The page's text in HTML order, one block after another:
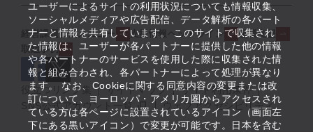
ユーザーによるサイトの利用状況についても情報収集、
ソーシャルメディアや広告配信、データ解析の各パート
ナーと情報を共有しています。 このサイトで収集され
た情報は、ユーザーが各パートナーに提供した他の情報
や各パートナーのサービスを使用した際に収集された情
報と組み合わされ、各パートナーによって処理が異なり
ます。 なお、Cookieに関する同意内容の変更または改
訂について、ヨーロッパ・アメリカ圏からアクセスされ
ている方は各ページに設置されているアイコン（画面左
下にある黒いアイコン）で変更が可能です。日本を含む
経営課題解決メニュー 支援情報ヘッドライン
起業支援
取組事例
役立つリンク集 サイトマップ
サイト利用条件
SNS公式アカウント一覧
ウェブアクセシビリティ